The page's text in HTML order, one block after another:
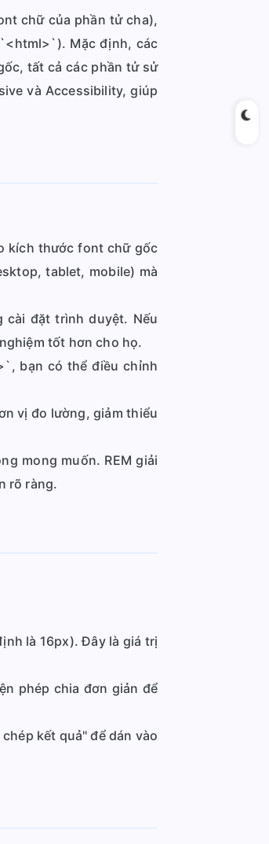
chữ của phần tử cha),
Mặc định, các
tất cả các phần tử sử
và Accessibility, giúp
kích thước font chữ gốc
tablet, mobile) mà
đặt trình duyệt. Nếu
tốt hơn cho họ.
bạn có thể điều chỉnh
vị đo lường, giảm thiểu
mong muốn. REM giải
rõ ràng.
là 16px). Đây là giá trị
phép chia đơn giản để
kết quả" để dán vào